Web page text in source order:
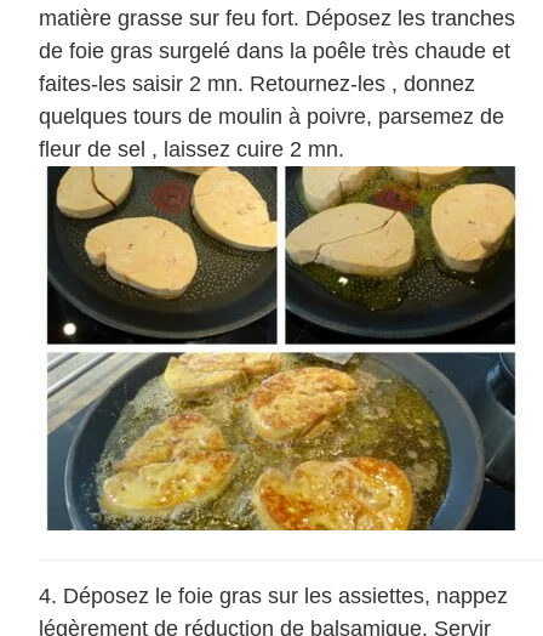
matière grasse sur feu fort. Déposez les tranches
de foie gras surgelé dans la poêle très chaude et
faites-les saisir 2 mn. Retournez-les , donnez
quelques tours de moulin à poivre, parsemez de
fleur de sel , laissez cuire 2 mn.
Déposez le foie gras sur les assiettes, nappez
légèrement de réduction de balsamique. Servir